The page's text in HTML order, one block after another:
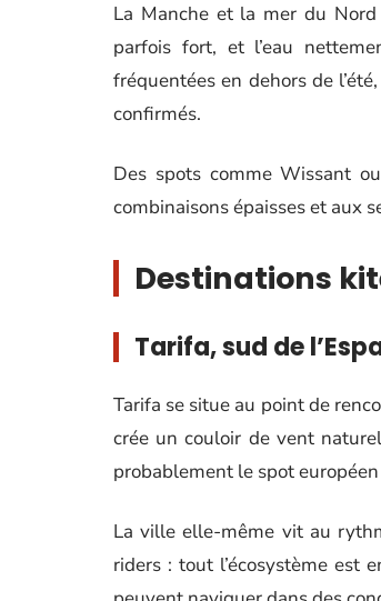
La Manche et la mer du
parfois fort, et l’eau
fréquentées en dehors de
confirmés.
Des spots comme Wissant
combinaisons épaisses et aux
Destinations
Tarifa, sud de
Tarifa se situe au point de
crée un couloir de vent
probablement le spot
La ville elle-même vit au
riders : tout l’écosystème est